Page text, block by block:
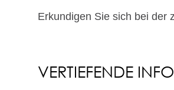
Erkundigen Sie sich bei der
VERTIEFENDE